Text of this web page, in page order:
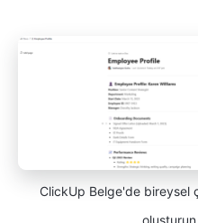
ClickUp Belge'de bireysel